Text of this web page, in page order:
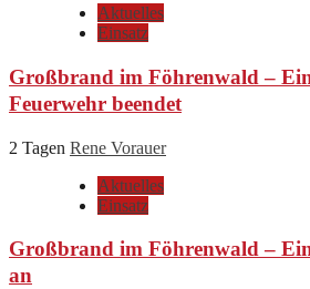
Aktuelles
Einsatz
Großbrand im Föhrenwald –
Feuerwehr beendet
2 Tagen Rene Vorauer
Aktuelles
Einsatz
Großbrand im Föhrenwald –
an